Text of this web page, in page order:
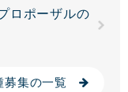
ロポーザルの
募集の一覧